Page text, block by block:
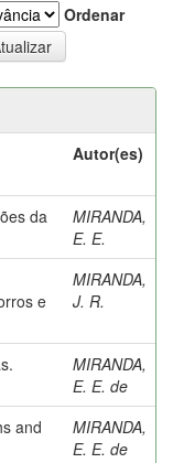
Ordenar
Autor(es)
da
MIRANDA,
E. E.
e
MIRANDA,
J. R.
MIRANDA,
E. E. de
and
MIRANDA,
E. E. de